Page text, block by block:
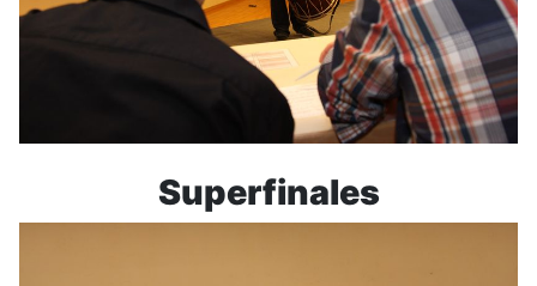
Superfinales